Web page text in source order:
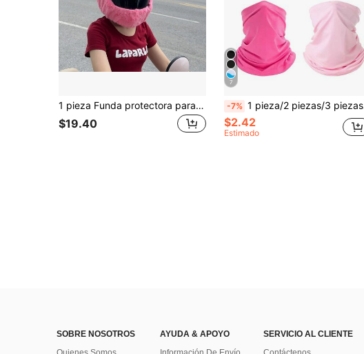
1 pieza Funda protectora para casco de motocicleta, cubierta de casco facial completo, decoración de cubierta para la cabeza, extra gruesa, fácil de instalar, funda de peluche de animal para decoración de casco de motocicleta
$19.40
7
-7% 1 pieza/2 piezas/3 piezas Máscara facial deportiva unisex de unicolor, transpirable, con protección solar elástica, adecuada para salidas diarias, senderismo, pesca, etc.
$2.42
Estimado
SOBRE NOSOTROS
AYUDA & APOYO
SERVICIO AL CLIENTE